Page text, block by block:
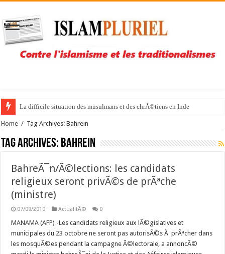
La difficile situation des musulmans et des chrÃ©tiens en Inde
Home / Tag Archives: Bahrein
Tag Archives: Bahrein
BahreÃ¯n/Ã©lections: les candidats
religieux seront privÃ©s de prÃªche
(ministre)
07/09/2010 ActualitÃ© 0
MANAMA (AFP) -Les candidats religieux aux lÃ©gislatives et
municipales du 23 octobre ne seront pas autorisÃ©s Ã prÃªcher dans
les mosquÃ©es pendant la campagne Ã©lectorale, a annoncÃ©